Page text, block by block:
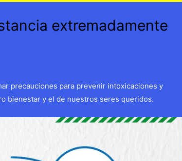
extremadamente
precauciones para prevenir intoxicaciones y
bienestar y el de nuestros seres queridos.